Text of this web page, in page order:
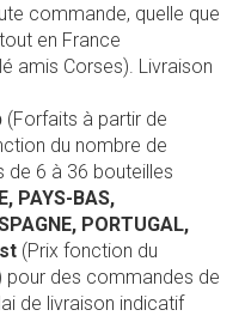
commande, quelle que
en France
amis Corses). Livraison
(Forfaits à partir de
du nombre de
de 6 à 36 bouteilles
PAYS-BAS,
PORTUGAL,
(Prix fonction du
pour des commandes de
de livraison indicatif